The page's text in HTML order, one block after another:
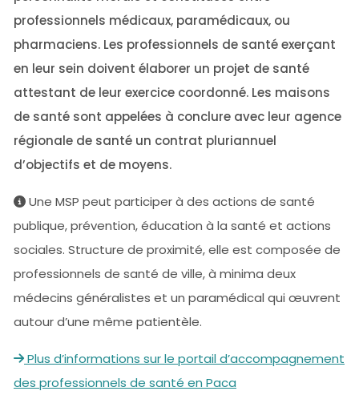
professionnels médicaux, paramédicaux, ou
pharmaciens. Les professionnels de santé exerçant
en leur sein doivent élaborer un projet de santé
attestant de leur exercice coordonné. Les maisons
de santé sont appelées à conclure avec leur agence
régionale de santé un contrat pluriannuel
d’objectifs et de moyens.
Une MSP peut participer à des actions de santé
publique, prévention, éducation à la santé et actions
sociales. Structure de proximité, elle est composée de
professionnels de santé de ville, à minima deux
médecins généralistes et un paramédical qui œuvrent
autour d’une même patientèle.
Plus d’informations sur le portail d’accompagnement
des professionnels de santé en Paca